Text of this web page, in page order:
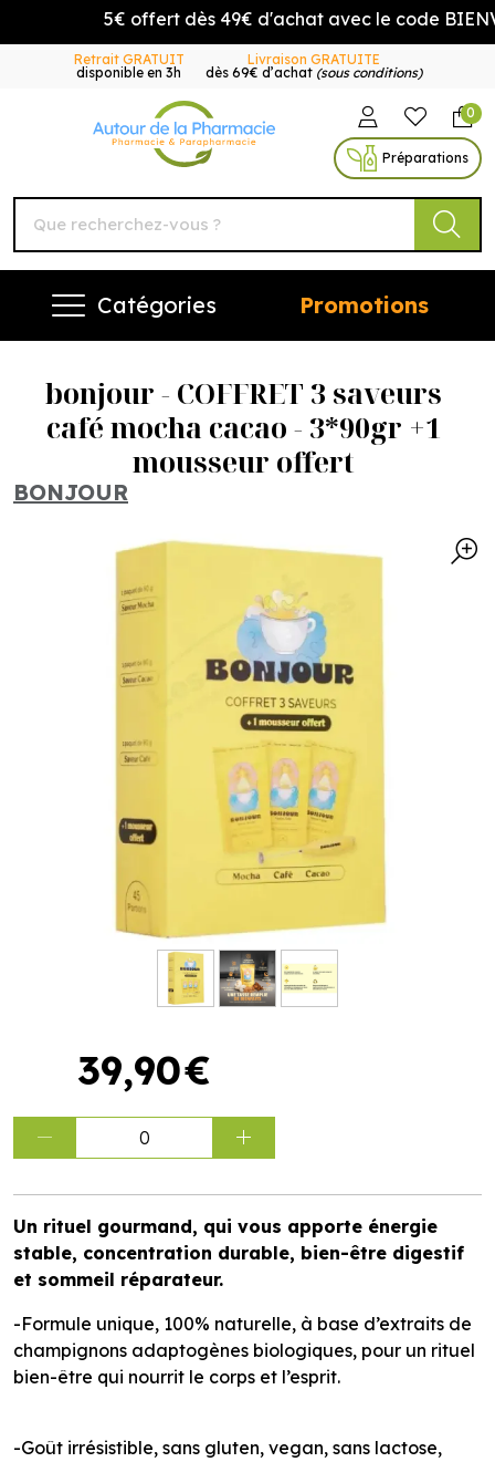
5€ offert dès 49€ d'achat avec le code
Retrait GRATUIT
disponible en 3h
Livraison GRATUITE
dès 69€ d’achat (sous conditions)
Autour de la Pharmacie
0
Préparations
Catégories Promotions
bonjour - COFFRET 3 saveurs
café mocha cacao - 3*90gr +1
mousseur offert
BONJOUR
39,90€
0
Un rituel gourmand, qui vous apporte énergie
stable, concentration durable, bien-être digestif
et sommeil réparateur.
-Formule unique, 100% naturelle, à base d’extraits de
champignons adaptogènes biologiques, pour un rituel
bien-être qui nourrit le corps et l’esprit.
-Goût irrésistible, sans gluten, vegan, sans lactose,